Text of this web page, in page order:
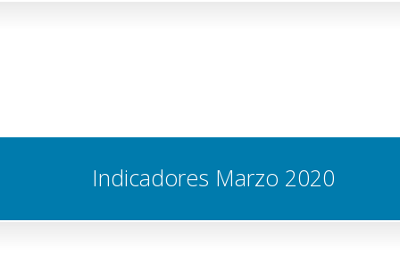
Indicadores Marzo 2020